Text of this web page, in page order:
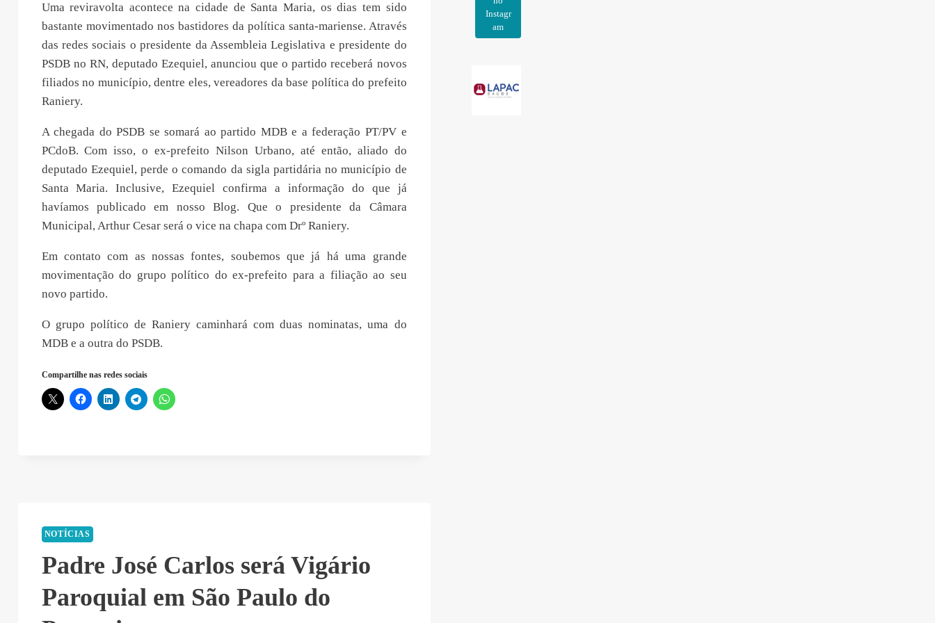
Uma reviravolta acontece na cidade de Santa Maria, os dias tem sido
bastante movimentado nos bastidores da política santa-mariense. Através
das redes sociais o presidente da Assembleia Legislativa e presidente do
PSDB no RN, deputado Ezequiel, anunciou que o partido receberá novos
filiados no município, dentre eles, vereadores da base política do prefeito
Raniery.
A chegada do PSDB se somará ao partido MDB e a federação PT/PV e
PCdoB. Com isso, o ex-prefeito Nilson Urbano, até então, aliado do
deputado Ezequiel, perde o comando da sigla partidária no município de
Santa Maria. Inclusive, Ezequiel confirma a informação do que já
havíamos publicado em nosso Blog. Que o presidente da Câmara
Municipal, Arthur Cesar será o vice na chapa com Drº Raniery.
Em contato com as nossas fontes, soubemos que já há uma grande
movimentação do grupo político do ex-prefeito para a filiação ao seu
novo partido.
O grupo político de Raniery caminhará com duas nominatas, uma do
MDB e a outra do PSDB.
Compartilhe nas redes sociais
NOTÍCIAS
Padre José Carlos será Vigário
Paroquial em São Paulo do
Instagr
am